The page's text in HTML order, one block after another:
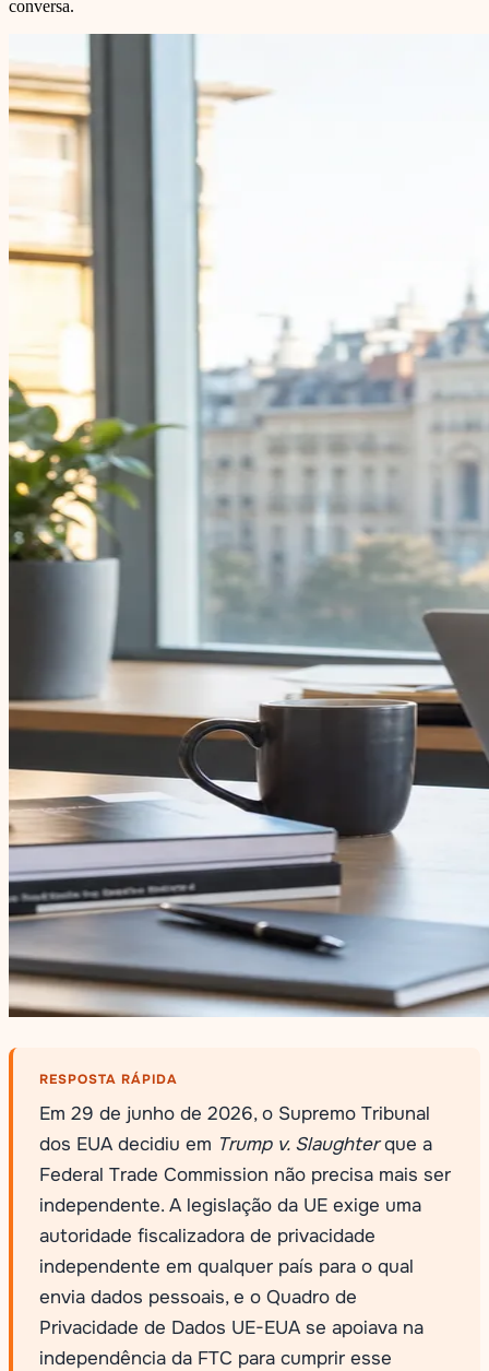
conversa.
RESPOSTA RÁPIDA
Em 29 de junho de 2026, o Supremo Tribunal
dos EUA decidiu em Trump v. Slaughterque a
Federal Trade Commission não precisa mais ser
independente. A legislação da UE exige uma
autoridade fiscalizadora de privacidade
independente em qualquer país para o qual
envia dados pessoais, e o Quadro de
Privacidade de Dados UE-EUA se apoiava na
independência da FTC para cumprir esse